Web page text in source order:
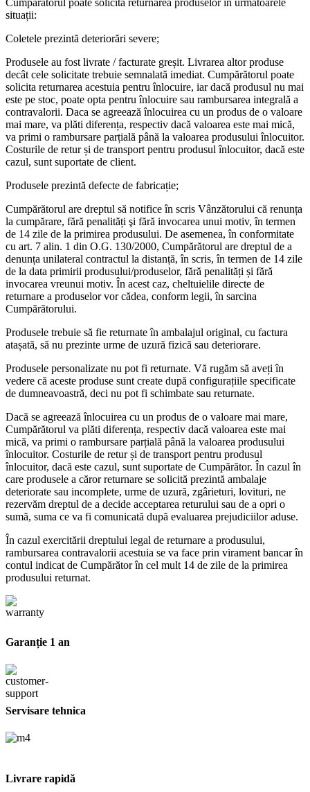
Cumpărătorul poate solicita returnarea produselor în următoarele
situații:
Coletele prezintă deteriorări severe;
Produsele au fost livrate / facturate greșit. Livrarea altor produse
decât cele solicitate trebuie semnalată imediat. Cumpărătorul poate
solicita returnarea acestuia pentru înlocuire, iar dacă produsul nu mai
este pe stoc, poate opta pentru înlocuire sau rambursarea integrală a
contravalorii. Daca se agreează înlocuirea cu un produs de o valoare
mai mare, va plăti diferența, respectiv dacă valoarea este mai mică,
va primi o rambursare parțială până la valoarea produsului înlocuitor.
Costurile de retur și de transport pentru produsul înlocuitor, dacă este
cazul, sunt suportate de client.
Produsele prezintă defecte de fabricație;
Cumpărătorul are dreptul să notifice în scris Vânzătorului că renunța
la cumpărare, fără penalități şi fără invocarea unui motiv, în termen
de 14 zile de la primirea produsului. De asemenea, în conformitate
cu art. 7 alin. 1 din O.G. 130/2000, Cumpărătorul are dreptul de a
denunța unilateral contractul la distanță, în scris, în termen de 14 zile
de la data primirii produsului/produselor, fără penalități și fără
invocarea vreunui motiv. În acest caz, cheltuielile directe de
returnare a produselor vor cădea, conform legii, în sarcina
Cumpărătorului.
Produsele trebuie să fie returnate în ambalajul original, cu factura
atașată, să nu prezinte urme de uzură fizică sau deteriorare.
Produsele personalizate nu pot fi returnate. Vă rugăm să aveți în
vedere că aceste produse sunt create după configurațiile specificate
de dumneavoastră, deci nu pot fi schimbate sau returnate.
Dacă se agreează înlocuirea cu un produs de o valoare mai mare,
Cumpărătorul va plăti diferența, respectiv dacă valoarea este mai
mică, va primi o rambursare parțială până la valoarea produsului
înlocuitor. Costurile de retur și de transport pentru produsul
înlocuitor, dacă este cazul, sunt suportate de Cumpărător. În cazul în
care produsele a căror returnare se solicită prezintă ambalaje
deteriorate sau incomplete, urme de uzură, zgârieturi, lovituri, ne
rezervăm dreptul de a decide acceptarea returului sau de a opri o
sumă, suma ce va fi comunicată după evaluarea prejudiciilor aduse.
În cazul exercitării dreptului legal de returnare a produsului,
rambursarea contravalorii acestuia se va face prin virament bancar în
contul indicat de Cumpărător în cel mult 14 de zile de la primirea
produsului returnat.
Garanție 1 an
Servisare tehnica
Livrare rapidă